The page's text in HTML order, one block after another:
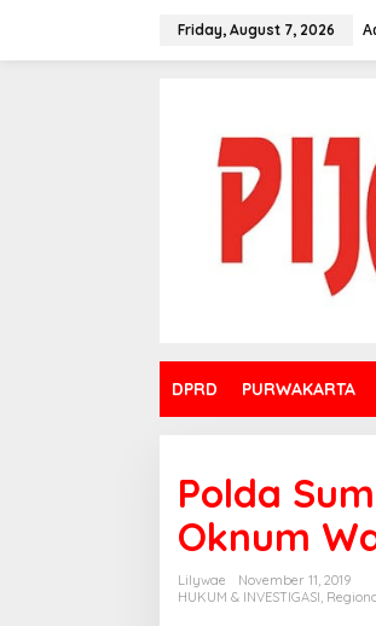
Friday, August 7, 2026
DPRD PURWAKARTA
Polda
Oknum
Lilywae
November 11, 2019
HUKUM & INVESTIGASI,